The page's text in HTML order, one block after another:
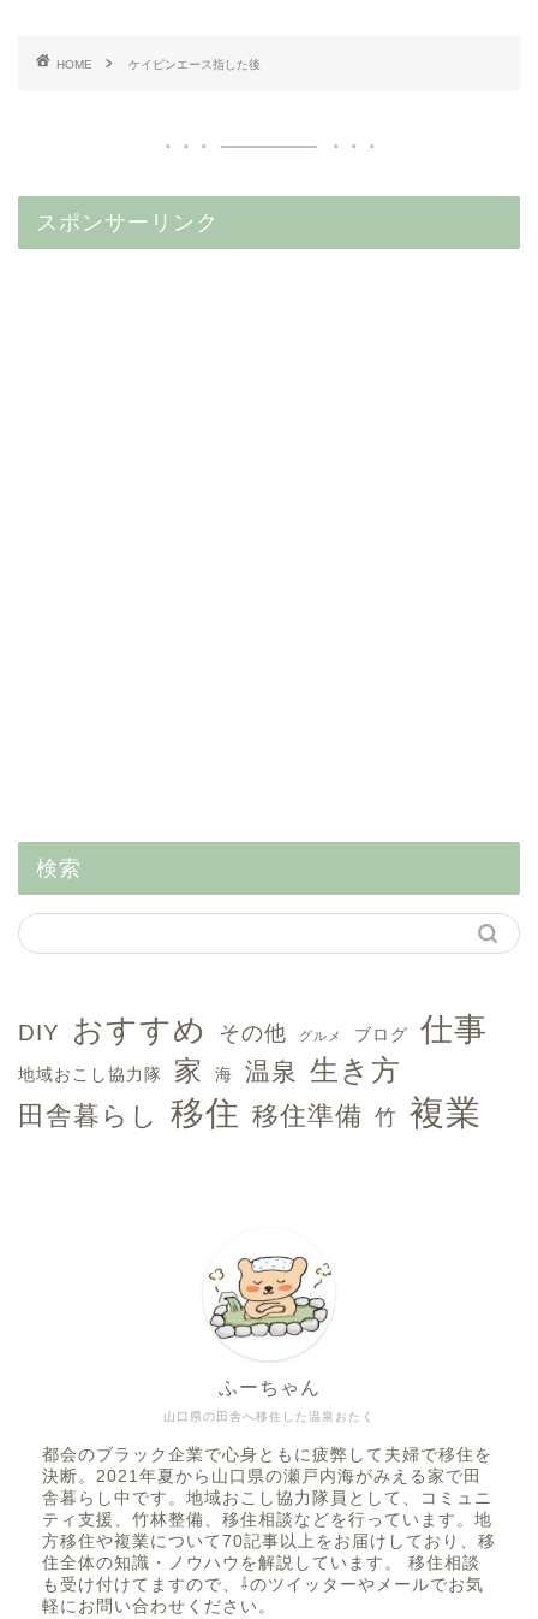
HOME ケイピンエース指した後
スポンサーリンク
検索
DIY おすすめ その他 グルメ ブログ 仕事
地域おこし協力隊 家 海 温泉 生き方
田舎暮らし 移住 移住準備 竹 複業
山口県の田舎へ移住した温泉おたく
ふーちゃん
都会のブラック企業で心身ともに疲弊して夫婦で移住を
決断。2021年夏から山口県の瀬戸内海がみえる家で田
舎暮らし中です。地域おこし協力隊員として、コミュニ
ティ支援、竹林整備、移住相談などを行っています。地
方移住や複業について70記事以上をお届けしており、移
住全体の知識・ノウハウを解説しています。 移住相談
も受け付けてますので、⇩のツイッターやメールでお気
軽にお問い合わせください。
複業
移住前